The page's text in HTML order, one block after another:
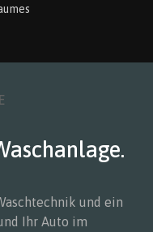
und ein
Ihr Auto im